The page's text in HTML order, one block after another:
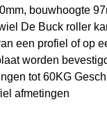
bouwhoogte
De Buck roller
een profiel of op
worden
tot 60KG
afmetingen